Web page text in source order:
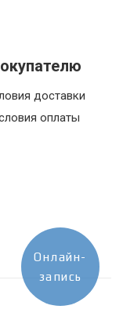
доставки
оплаты
Онлайн-
запись